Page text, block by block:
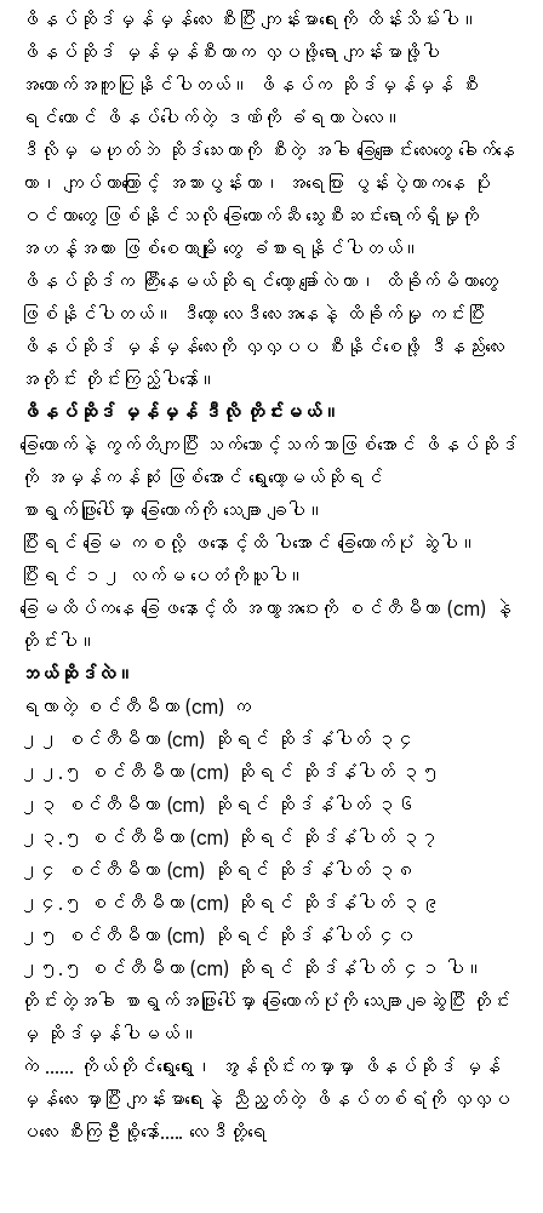
ဖိနပ်ဆိုဒ်မှန်မှန်လေး စီးပြီး ကျန်းမာရေးကို ထိန်းသိမ်းပါ။
ဖိနပ်ဆိုဒ် မှန်မှန်စီးတာက လှပဖို့ရော ကျန်းမာဖို့ပါ
အထောက်အကူပြုနိုင်ပါတယ်။ ဖိနပ်က ဆိုဒ်မှန်မှန် စီး
ရင်တောင် ဖိနပ်ပေါက်တဲ့ ဒဏ်ကို ခံရတာပဲလေ။
ဒီလိုမှ မဟုတ်ဘဲ ဆိုဒ်သေးတာကို စီးတဲ့ အခါ ခြေချောင်းလေးတွေခေါက်နေ
တာ၊ ကျပ်တာကြောင့် အသားပွန်းတာ၊
အရေပြား ပွန်းပဲ့တာကနေ ပိုး
ဝင်တာတွေ ဖြစ်နိုင်သလို ခြေထောက်ဆီ သွေးစီးဆင်းရောက်ရှိမှုကို
အဟန့်အတား ဖြစ်စေတာမျိုး တွေ ခံစားရနိုင်ပါတယ်။
ဖိနပ်ဆိုဒ်က ကြီးနေမယ်ဆိုရင်တော့ချော်လဲတာ၊ ထိခိုက်မိတာတွေ
ဖြစ်နိုင်ပါတယ်။ ဒီတော့ လေဒီလေးအနေနဲ့ ထိခိုက်မှု ကင်းပြီး
ဖိနပ်ဆိုဒ် မှန်မှန်လေးကို လှလှပပ စီးနိုင်စေဖို့ ဒီနည်းလေး
အတိုင်း တိုင်းကြည့်ပါနော်။
ဖိနပ်ဆိုဒ် မှန်မှန် ဒီလို တိုင်းမယ်။
ခြေထောက်နဲ့ ကွက်တိကျပြီး သက်သောင့်သက်သာဖြစ်အောင် ဖိနပ်ဆိုဒ်
ကို အမှန်ကန်ဆုံး ဖြစ်အောင် ရွေးတော့မယ်ဆိုရင်
စာရွက်ဖြူပေါ်မှာ ခြေထောက်ကို သေချာ ချပါ။
ပြီးရင် ခြေမ ကစလို့ ဖနောင့်ထိ ပါအောင် ခြေထောက်ပုံ ဆွဲပါ။
ပြီးရင် ၁၂ လက်မ ပေတံကိုယူပါ။
ခြေမထိပ်ကနေ ခြေဖနောင့် ထိ အကွာအဝေးကို စင်တီမီတာ (cm) နဲ့
တိုင်းပါ။
ဘယ်ဆိုဒ်လဲ။
ရလာတဲ့ စင်တီမီတာ (cm) က
၂၂ စင်တီမီတာ (cm) ဆိုရင် ဆိုဒ်နံပါတ် ၃၄
၂၂.၅ စင်တီမီတာ (cm) ဆိုရင် ဆိုဒ်နံပါတ် ၃၅
၂၃ စင်တီမီတာ (cm) ဆိုရင် ဆိုဒ်နံပါတ် ၃၆
၂၃.၅ စင်တီမီတာ (cm) ဆိုရင် ဆိုဒ်နံပါတ် ၃၇
၂၄ စင်တီမီတာ (cm) ဆိုရင် ဆိုဒ်နံပါတ် ၃၈
၂၄.၅ စင်တီမီတာ (cm) ဆိုရင် ဆိုဒ်နံပါတ် ၃၉
၂၅ စင်တီမီတာ (cm) ဆိုရင် ဆိုဒ်နံပါတ် ၄၀
၂၅.၅ စင်တီမီတာ (cm) ဆိုရင် ဆိုဒ်နံပါတ် ၄၁ ပါ။
တိုင်းတဲ့အခါ စာရွက်အဖြူပေါ်မှာ ခြေထောက်ပုံကို သေချာ ချဆွဲပြီး တိုင်း
မှ ဆိုဒ်မှန်ပါမယ်။
ကဲ …… ကိုယ်တိုင်ရွေးရွေး၊ အွန်လိုင်းကမှာမှာ ဖိနပ်ဆိုဒ် မှန်
မှန်လေး မှာပြီး ကျန်းမာရေးနဲ့ ညီညွတ်တဲ့ ဖိနပ်တစ်ရံ ကို လှလှပ
ပလေး စီးကြဦးစို့နော်….. လေဒီတို့ရေ